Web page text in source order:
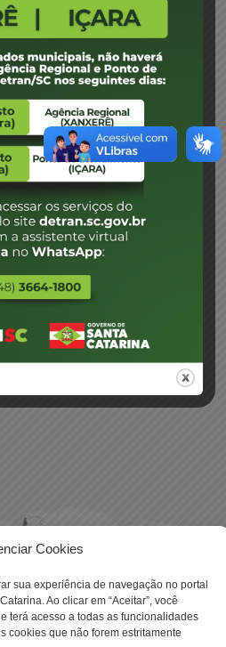
Cookies
sua experiência de navegação no portal
Ao clicar em “Aceitar”, você
terá acesso a todas as funcionalidades
cookies que não forem estritamente
- 480
SC